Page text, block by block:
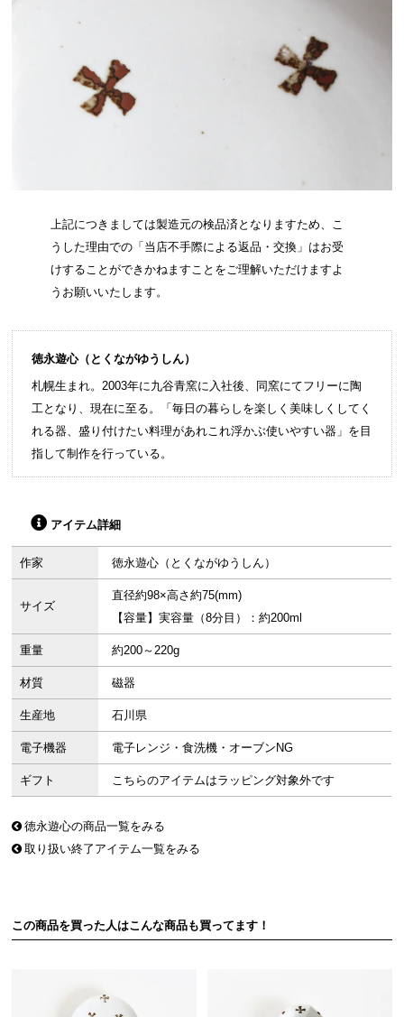
上記につきましては製造元の検品済となりますため、こ
うした理由での「当店不手際による返品・交換」はお受
けすることができかねますことをご理解いただけますよ
うお願いいたします。
徳永遊心（とくながゆうしん）
札幌生まれ。2003年に九谷青窯に入社後、同窯にてフリーに陶
工となり、現在に至る。「毎日の暮らしを楽しく美味しくしてく
れる器、盛り付けたい料理があれこれ浮かぶ使いやすい器」を目
指して制作を行っている。
アイテム詳細
作家 徳永遊心（とくながゆうしん）
サイズ
直径約98×高さ約75(mm)
【容量】実容量（8分目）：約200ml
重量 約200～220g
材質 磁器
生産地 石川県
電子機器 電子レンジ・食洗機・オーブンNG
ギフト こちらのアイテムはラッピング対象外です
徳永遊心の商品一覧をみる
取り扱い終了アイテム一覧をみる
この商品を買った人はこんな商品も買ってます！